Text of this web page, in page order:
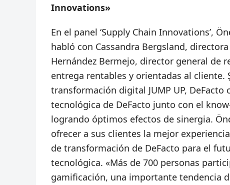
Innovations»
En el panel ‘Supply Chain Innovations’,
habló con Cassandra Bergsland,
Hernández Bermejo, director general de
entrega rentables y orientadas al
transformación digital JUMP UP,
tecnológica de DeFacto junto con el
logrando óptimos efectos de sinergia.
ofrecer a sus clientes la mejor
de transformación de DeFacto para el
tecnológica. «Más de 700 personas
gamificación, una importante tendencia